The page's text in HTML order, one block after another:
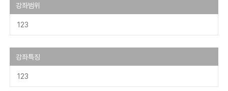
강좌범위
123
강좌특징
123